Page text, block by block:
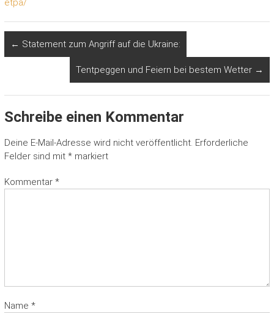
etpa/
← Statement zum Angriff auf die Ukraine:
Tentpeggen und Feiern bei bestem Wetter →
Schreibe einen Kommentar
Deine E-Mail-Adresse wird nicht veröffentlicht. Erforderliche
Felder sind mit *markiert
Kommentar *
Name *